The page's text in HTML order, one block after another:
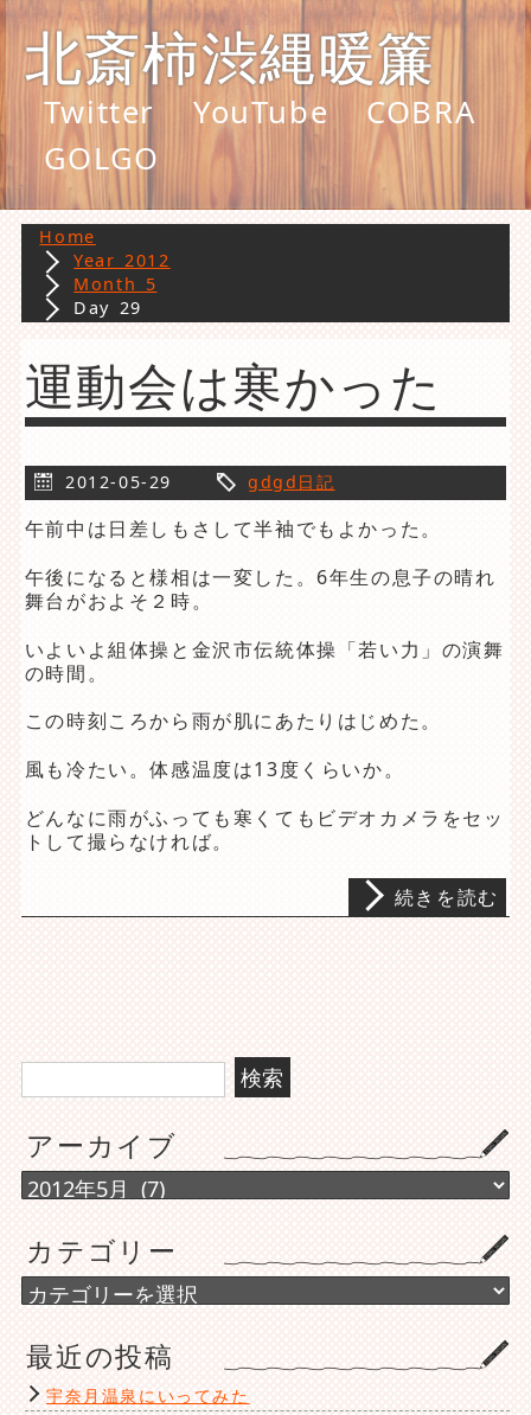
北斎柿渋縄暖簾
Twitter YouTube
COBRA
GOLGO
Home
Year 2012
Month 5
Day 29
運動会は寒かった
2012-05-29 gdgd日記
午前中は日差しもさして半袖でもよかった。
午後になると様相は一変した。6年生の息子の晴れ
舞台がおよそ２時。
いよいよ組体操と金沢市伝統体操「若い力」の演舞
の時間。
この時刻ころから雨が肌にあたりはじめた。
風も冷たい。体感温度は13度くらいか。
どんなに雨がふっても寒くてもビデオカメラをセッ
トして撮らなければ。
続きを読む
検
索:
アーカイブ
ア
ー
イ
ブ
カテゴリー
カ
テ
リ
ー
最近の投稿
宇奈月温泉にいってみた